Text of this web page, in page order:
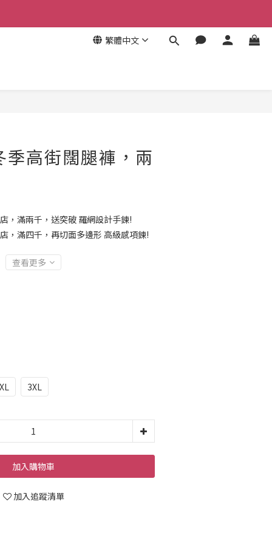
繁體中文
季高街闊腿褲，兩
，滿兩千，送突破 羅網設計手鍊!
，滿四千，再切面多邊形 高級感項鍊!
查看更多
3XL
加入購物車
加入追蹤清單